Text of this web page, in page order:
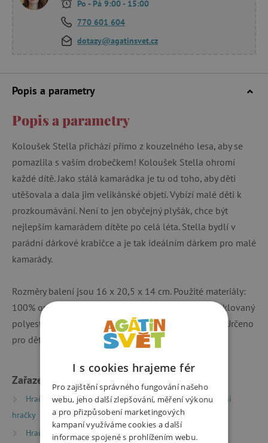
Po - Pá 9:00 - 15:00
770 601 604
dotazy@agatinsvet.cz
Popis a parametry
Popis a parametry
Koloušek Stella přichází přímo z kouzelného lesa, aby se
pomazlila s vaším drobečkem! Koloušek Stella ohromí
každé dítě. Jako stálá kamarádka je tu od toho, aby děti
utěšovala a dala jim velikánské objetí. Vybízí malé děti k
prozkoumávání. Není to jen obyčejný plyšák, chce být
nejlepším kamarádem dítěte po celá léta. Stella bydlí v
parádní dárkové krabičce a je tak ideálním dárkem pro malé
kamarády.
Rozměry balení jsou 16 x 20,5 x 14 cm. Použité materiály:
100% organická bavlna a výplň hračky je 100% recyklovaný
polyester. Lze prát v pračce na 30°C na jemný cyklus. Určeno
pro děti od 3 měsíců.
Zařazeno v kategoriích
Hračky dle typu Potřeby pro nejmenší
Textilní
hračky
Hračky dle věku
Hračky a výbava pro miminka
I s cookies hrajeme fér
Pro zajištění správného fungování našeho
webu, jeho další zlepšování, měření výkonu
a pro přizpůsobení marketingových
kampaní využíváme cookies a další
informace spojené s prohlížením webu.